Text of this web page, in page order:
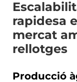
rapidesa
mercat
rellotges
Producció